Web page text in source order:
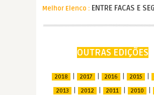
Melhor Elenco : ENTRE FACAS E
OUTRAS EDIÇÕES
2018 | 2017 | 2016 | 2015 |
2013 | 2012 | 2011 | 2010 |